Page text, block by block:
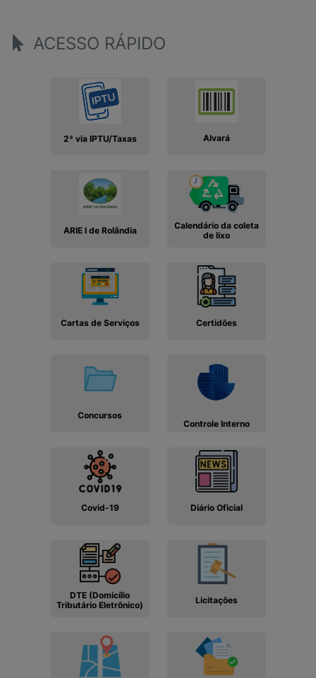
ACESSO RÁPIDO
2ª via IPTU/Taxas Alvará
ARIE I de Rolândia
Calendário da coleta
de lixo
Cartas de Serviços Certidões
Concursos
Controle Interno
Covid-19 Diário Oficial
DTE (Domicílio
Tributário Eletrônico)
Licitações